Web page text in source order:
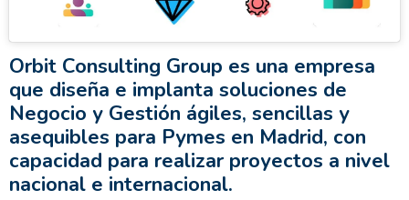
Orbit Consulting Group es una empresa
que diseña e implanta soluciones de
Negocio y Gestión ágiles, sencillas y
asequibles para Pymes en Madrid, con
capacidad para realizar proyectos a nivel
nacional e internacional.